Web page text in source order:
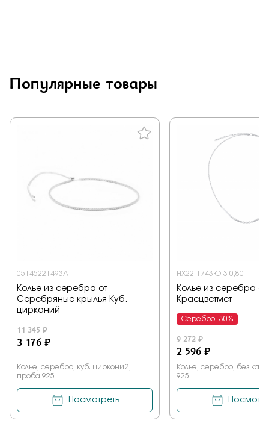
Популярные товары
05145221493A
Колье из серебра от
Серебряные крылья Куб.
цирконий
11 345 ₽
3 176 ₽
Колье, серебро, куб. цирконий,
проба 925
Посмотреть
НХ22-1743Ю-3 0,80
Колье из серебра от
Красцветмет
Серебро -30%
9 272 ₽
2 596 ₽
Колье, серебро, без
925